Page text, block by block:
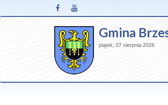
Gmina
piątek, 07 sierpnia 2026